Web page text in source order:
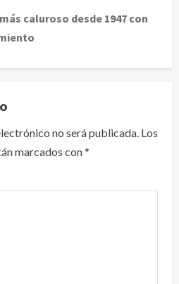
caluroso desde 1947 con
no será publicada. Los
marcados con*